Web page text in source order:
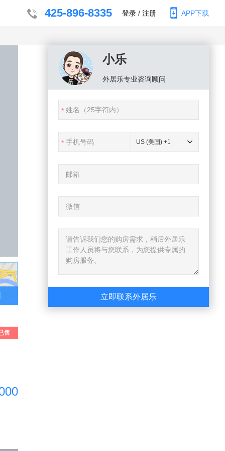
425-896-8335 登录 / 注册 APP下载
售
小乐
外居乐专业咨询顾问
US (美国) +1
立即联系外居乐